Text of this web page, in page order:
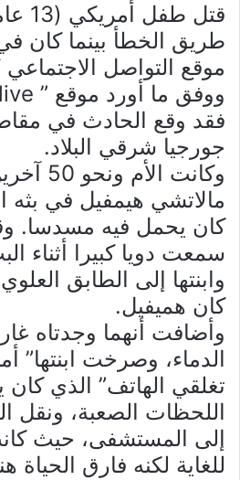
قتل
طريق الخطأ بينما كان
موقع التواصل الاجتماعي
فقد وقع الحادث في
جورجيا شرقي البلاد.
وكانت
مالاتشي هيمفيل في بثه
كان يحمل فيه مسدسا.
سمعت دويا كبيرا أثناء
وابنتها إلى الطابق
كان هميفيل.
وأضافت أنهما وجدتاه
الدماء، وصرخت ابنتها”
تغلقي الهاتف” الذي كان
اللحظات الصعبة، ونقل
إلى المستشفى، حيث
للغاية لكنه فارق الحياة